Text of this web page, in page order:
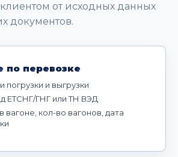
от исходных данных
документов.
по перевозке
погрузки и выгрузки
ЕТСНГ/ГНГ или ТН ВЭД
вагоне, кол-во вагонов, дата